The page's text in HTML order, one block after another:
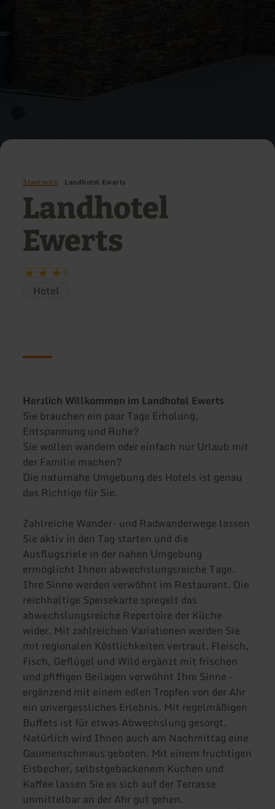
Startseite Landhotel Ewerts
Landhotel
Ewerts
S
Hotel
Herzlich Willkommen im Landhotel Ewerts
Sie brauchen ein paar Tage Erholung,
Entspannung und Ruhe?
Sie wollen wandern oder einfach nur Urlaub mit
der Familie machen?
Die naturnahe Umgebung des Hotels ist genau
das Richtige für Sie.
Zahlreiche Wander- und Radwanderwege lassen
Sie aktiv in den Tag starten und die
Ausflugsziele in der nahen Umgebung
ermöglicht Ihnen abwechslungsreiche Tage.
Ihre Sinne werden verwöhnt im Restaurant. Die
reichhaltige Speisekarte spiegelt das
abwechslungsreiche Repertoire der Küche
wider. Mit zahlreichen Variationen werden Sie
mit regionalen Köstlichkeiten vertraut. Fleisch,
Fisch, Geflügel und Wild ergänzt mit frischen
und pfiffigen Beilagen verwöhnt Ihre Sinne -
ergänzend mit einem edlen Tropfen von der Ahr
ein unvergessliches Erlebnis. Mit regelmäßigen
Buffets ist für etwas Abwechslung gesorgt.
Natürlich wird Ihnen auch am Nachmittag eine
Gaumenschmaus geboten. Mit einem fruchtigen
Eisbecher, selbstgebackenem Kuchen und
Kaffee lassen Sie es sich auf der Terrasse
unmittelbar an der Ahr gut gehen.